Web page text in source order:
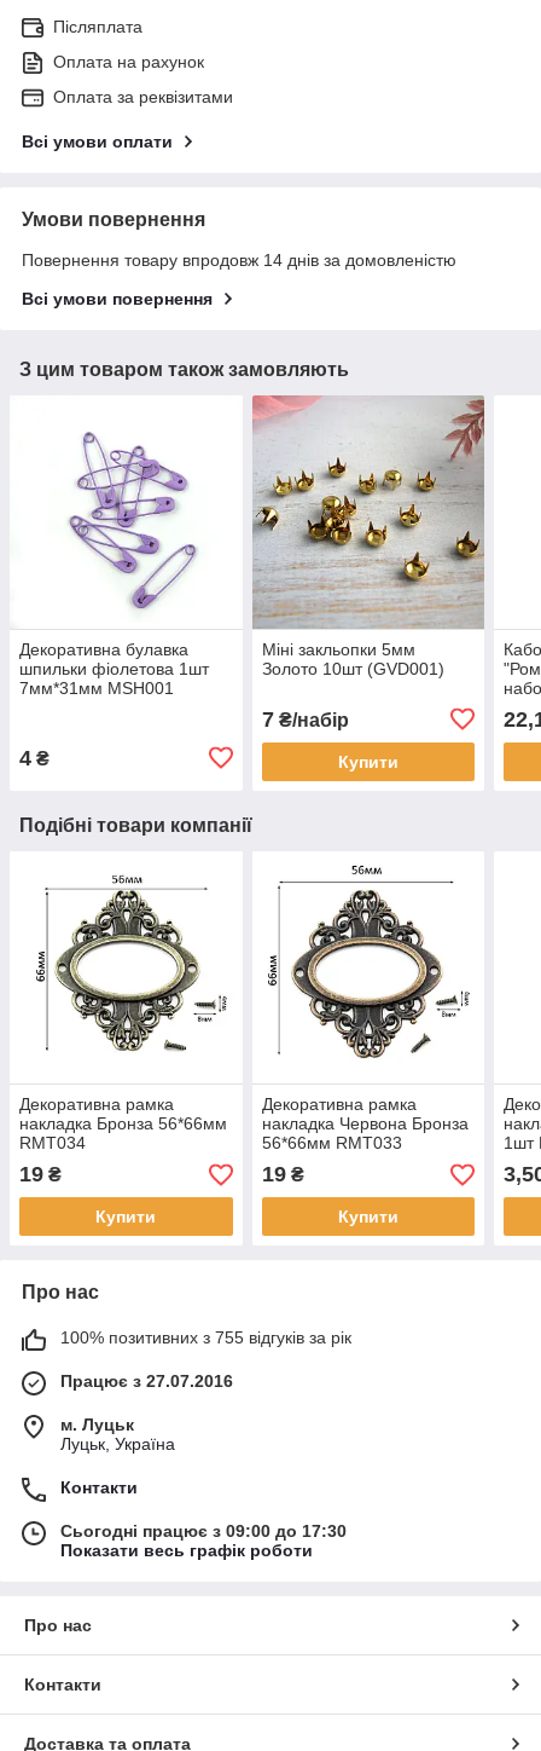
Післяплата
Оплата на рахунок
Оплата за реквізитами
Всі умови оплати
Умови повернення
Повернення товару впродовж 14 днів за домовленістю
Всі умови повернення
З цим товаром також замовляють
Декоративна булавка
шпильки фіолетова 1шт
7мм*31мм MSH001
4 ₴
Міні закльопки 5мм
Золото 10шт (GVD001)
7₴/набір
Купити
Подібні товари компанії
Декоративна рамка
накладка Бронза 56*66мм
RMT034
19 ₴
Купити
Декоративна рамка
накладка Червона Бронза
56*66мм RMT033
19₴
Купити
1шт
Про нас
100% позитивних з 755 відгуків за рік
Працює з 27.07.2016
м. Луцьк
Луцьк, Україна
Контакти
Сьогодні працює з 09:00 до 17:30
Показати весь графік роботи
Про нас
Контакти
Доставка та оплата